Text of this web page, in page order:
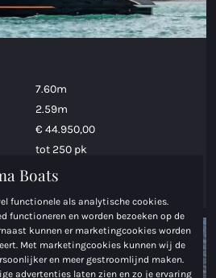
7.60m
2.59m
€ 44.950,00
tot 250 pk
Coastal
Boats
functionele als analytische cookies.
functioneren en worden bezoeken op de
kunnen er marketingcookies worden
Met marketingcookies kunnen wij de
en meer gestroomlijnd maken.
advertenties laten zien en zo je ervaring